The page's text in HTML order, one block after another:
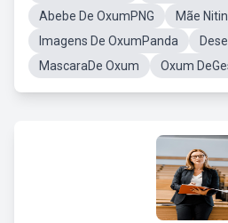
Abebe De OxumPNG
Mãe
Imagens De OxumPanda
MascaraDe Oxum
Oxum